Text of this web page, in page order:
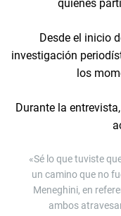
quienes
Desde el inicio
investigación
los
Durante la
«Sé lo que tuviste
un camino que no
Meneghini, en
ambos